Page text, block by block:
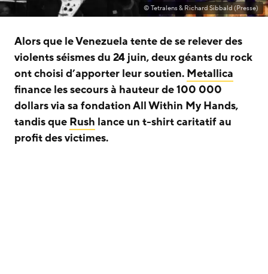
© Tetralens & Richard Sibbald (Presse)
Alors que le Venezuela tente de se relever des
violents séismes du 24 juin, deux géants du rock
ont choisi d’apporter leur soutien. Metallica
finance les secours à hauteur de 100 000
dollars via sa fondation All Within My Hands,
tandis que Rush lance un t-shirt caritatif au
profit des victimes.